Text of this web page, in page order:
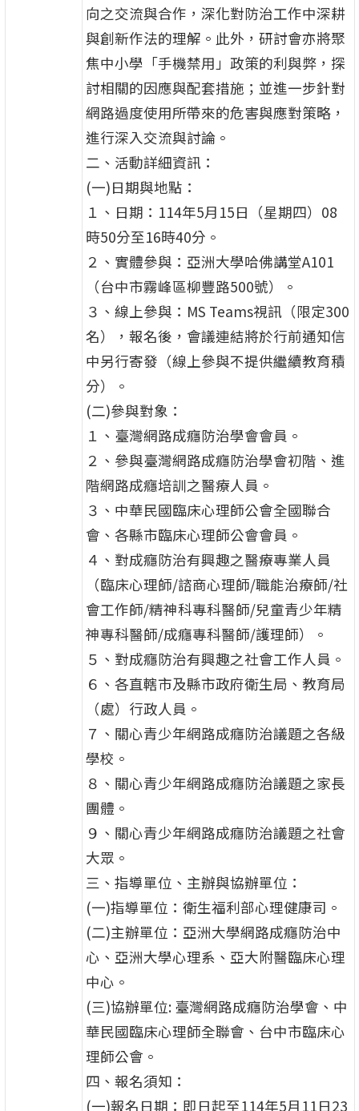
向之交流與合作，深化對防治工作中深耕
與創新作法的理解。此外，研討會亦將聚
焦中小學「手機禁用」政策的利與弊，探
討相關的因應與配套措施；並進一步針對
網路過度使用所帶來的危害與應對策略，
進行深入交流與討論。
二、活動詳細資訊：
(一)日期與地點：
１、日期：114年5月15日（星期四）08
時50分至16時40分。
２、實體參與：亞洲大學哈佛講堂A101
（台中市霧峰區柳豐路500號）。
３、線上參與：MS Teams視訊（限定300
名），報名後，會議連結將於行前通知信
中另行寄發（線上參與不提供繼續教育積
分）。
(二)參與對象：
１、臺灣網路成癮防治學會會員。
２、參與臺灣網路成癮防治學會初階、進
階網路成癮培訓之醫療人員。
３、中華民國臨床心理師公會全國聯合
會、各縣市臨床心理師公會會員。
４、對成癮防治有興趣之醫療專業人員
（臨床心理師/諮商心理師/職能治療師/社
會工作師/精神科專科醫師/兒童青少年精
神專科醫師/成癮專科醫師/護理師）。
５、對成癮防治有興趣之社會工作人員。
６、各直轄市及縣市政府衛生局、教育局
（處）行政人員。
７、關心青少年網路成癮防治議題之各級
學校。
８、關心青少年網路成癮防治議題之家長
團體。
９、關心青少年網路成癮防治議題之社會
大眾。
三、指導單位、主辦與協辦單位：
(一)指導單位：衛生福利部心理健康司。
(二)主辦單位：亞洲大學網路成癮防治中
心、亞洲大學心理系、亞大附醫臨床心理
中心。
(三)協辦單位: 臺灣網路成癮防治學會、中
華民國臨床心理師全聯會、台中市臨床心
理師公會。
四、報名須知：
(一)報名日期：即日起至114年5月11日23